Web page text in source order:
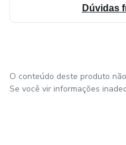
Dúvidas
O conteúdo deste produto
Se você vir informações